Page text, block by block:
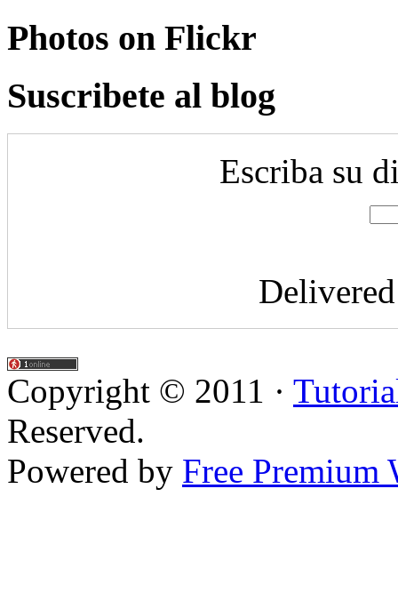
Photos on Flickr
Suscribete al blog
Escriba su
Copyright © 2011 ·
Reserved.
Powered by Free Premium